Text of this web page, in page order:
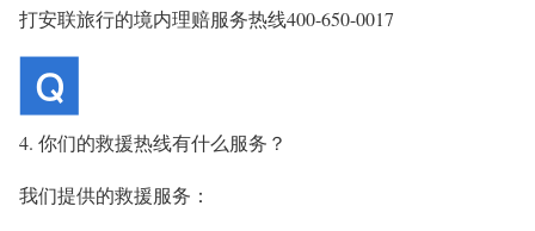
打安联旅行的境内理赔服务热线400-650-0017
4. 你们的救援热线有什么服务？
我们提供的救援服务：